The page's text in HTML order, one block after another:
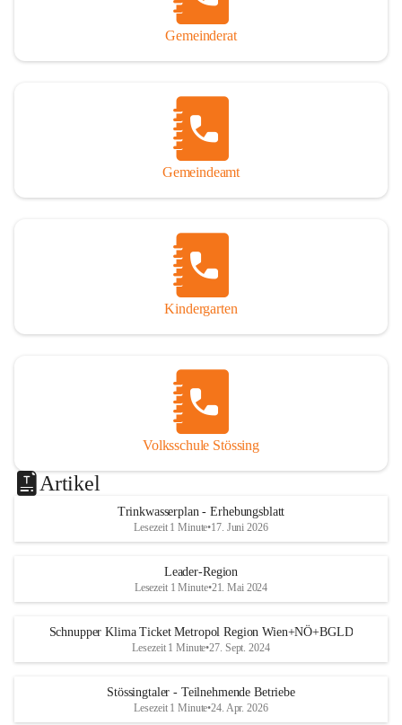
Gemeinderat
Gemeindeamt
Kindergarten
Volksschule Stössing
Artikel
Trinkwasserplan - Erhebungsblatt
Lesezeit 1 Minute•17. Juni 2026
Leader-Region
Lesezeit 1 Minute•21. Mai 2024
Schnupper Klima Ticket Metropol Region Wien+NÖ+BGLD
Lesezeit 1 Minute•27. Sept. 2024
Stössingtaler - Teilnehmende Betriebe
Lesezeit 1 Minute•24. Apr. 2026